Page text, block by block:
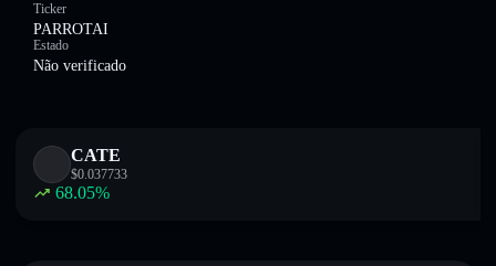
Ticker
PARROTAI
Estado
Não verificado
CATE
$0.037733
68.05%